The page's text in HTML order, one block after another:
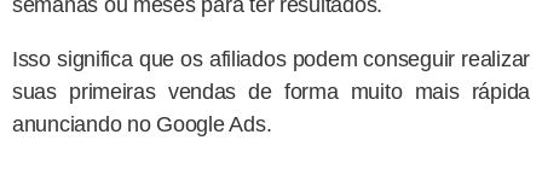
Isso significa que os afiliados podem conseguir realizar
suas primeiras vendas de forma muito mais rápida
anunciando no Google Ads.